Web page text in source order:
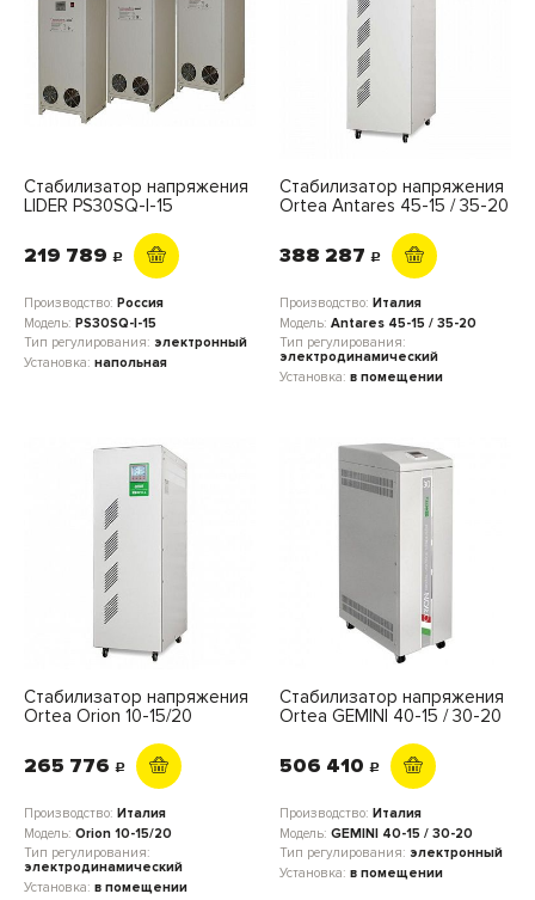
Стабилизатор напряжения
LIDER PS30SQ-I-15
219 789 c
Производство: Россия
Модель: PS30SQ-I-15
Тип регулирования: электронный
Установка: напольная
Стабилизатор напряжения
Ortea Antares 45-15 / 35-20
388 287 c
Производство: Италия
Модель: Antares 45-15 / 35-20
Тип регулирования:
электродинамический
Установка: в помещении
Стабилизатор напряжения
Ortea Orion 10-15/20
265 776 c
Производство: Италия
Модель: Orion 10-15/20
Тип регулирования:
электродинамический
Установка: в помещении
Стабилизатор напряжения
Ortea GEMINI 40-15 / 30-20
506 410 c
Производство: Италия
Модель: GEMINI 40-15 / 30-20
Тип регулирования: электронный
Установка: в помещении